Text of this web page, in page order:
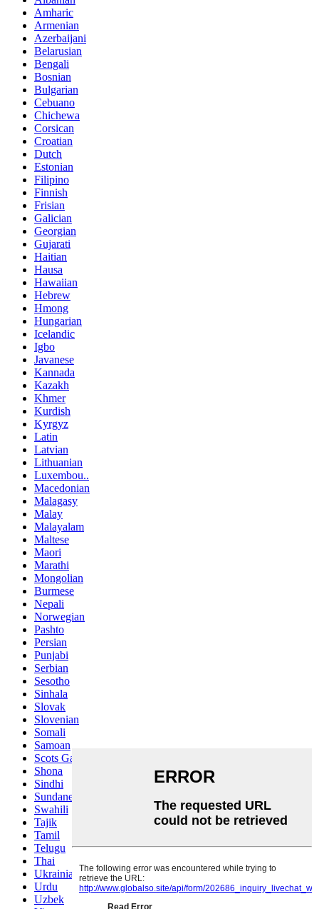
Amharic
Armenian
Azerbaijani
Belarusian
Bengali
Bosnian
Bulgarian
Cebuano
Chichewa
Corsican
Croatian
Dutch
Estonian
Filipino
Finnish
Frisian
Galician
Georgian
Gujarati
Haitian
Hausa
Hawaiian
Hebrew
Hmong
Hungarian
Icelandic
Igbo
Javanese
Kannada
Kazakh
Khmer
Kurdish
Kyrgyz
Latin
Latvian
Lithuanian
Luxembou..
Macedonian
Malagasy
Malay
Malayalam
Maltese
Maori
Marathi
Mongolian
Burmese
Nepali
Norwegian
Pashto
Persian
Punjabi
Serbian
Sesotho
Sinhala
Slovak
Slovenian
Somali
Samoan
Scots Gaelic
Shona
Sindhi
Sundanese
Swahili
Tajik
Tamil
Telugu
Thai
Ukrainian
Urdu
Uzbek